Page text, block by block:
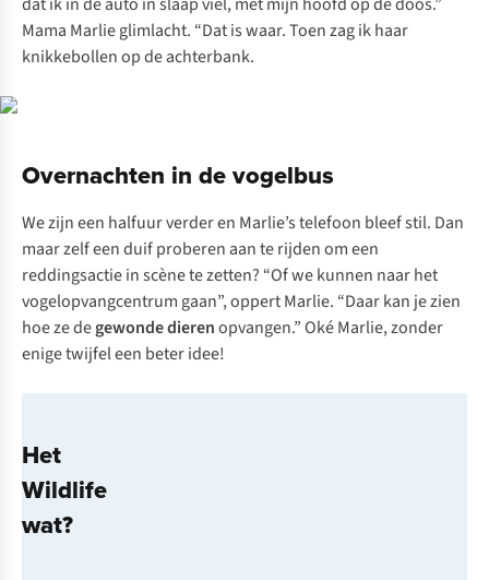
Mama Marlie glimlacht. “Dat is waar. Toen zag ik haar
knikkebollen op de achterbank.
Overnachten in de vogelbus
We zijn een halfuur verder en Marlie’s telefoon bleef stil. Dan
maar zelf een duif proberen aan te rijden om een
reddingsactie in scène te zetten? “Of we kunnen naar het
vogelopvangcentrum gaan”, oppert Marlie. “Daar kan je zien
hoe ze degewonde dierenopvangen.” Oké Marlie, zonder
enige twijfel een beter idee!
Het
Wildlife
wat?